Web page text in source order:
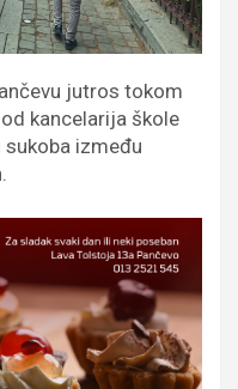
jutros tokom
kancelarija škole
između